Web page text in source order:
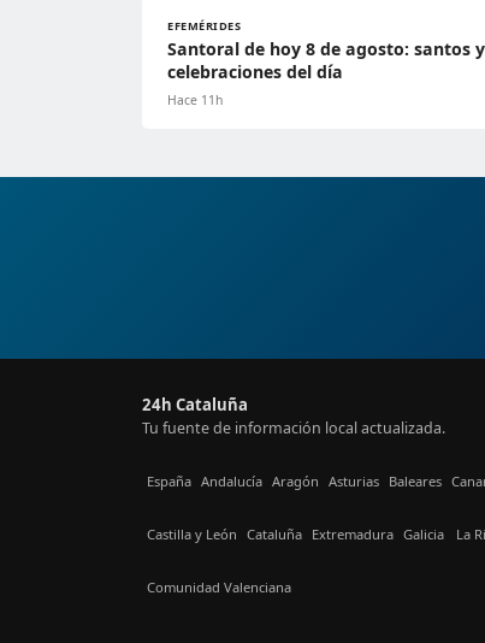
EFEMÉRIDES
Santoral de hoy 8 de agosto: santos y
celebraciones del día
Hace 11h
24h Cataluña
Tu fuente de información local actualizada.
España Andalucía Aragón Asturias Baleares
Castilla y León Cataluña Extremadura Galicia La
Comunidad Valenciana